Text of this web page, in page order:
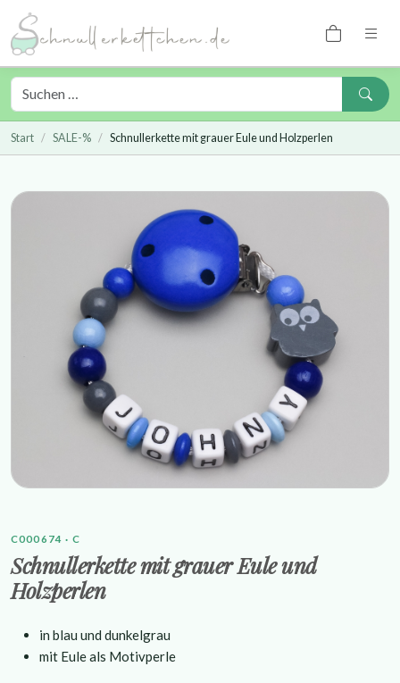
Start SALE-% Schnullerkette mit grauer Eule und Holzperlen
C000674 · C
Schnullerkette mit grauer Eule und
Holzperlen
in blau und dunkelgrau
mit Eule als Motivperle